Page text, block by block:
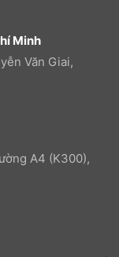
Minh
Văn Giai,
A4 (K300),